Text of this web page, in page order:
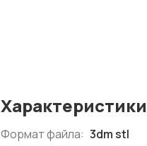
Характеристики
Формат файла: 3dm stl